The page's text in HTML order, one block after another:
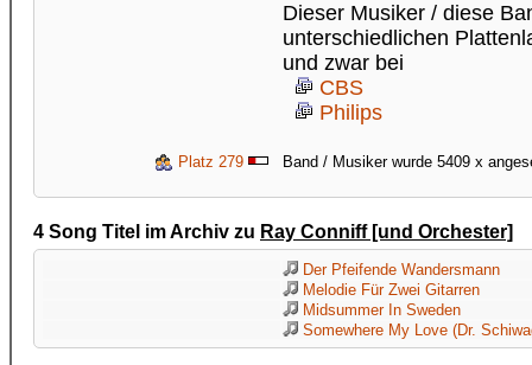
Dieser Musiker / diese
unterschiedlichen
und zwar bei
CBS
Philips
Platz 279 Band / Musiker wurde 5409 x
4 Song Titel im Archiv zu Ray Conniff [und Orchester]
Der Pfeifende Wandersmann
Melodie Für Zwei Gitarren
Midsummer In Sweden
Somewhere My Love (Dr.